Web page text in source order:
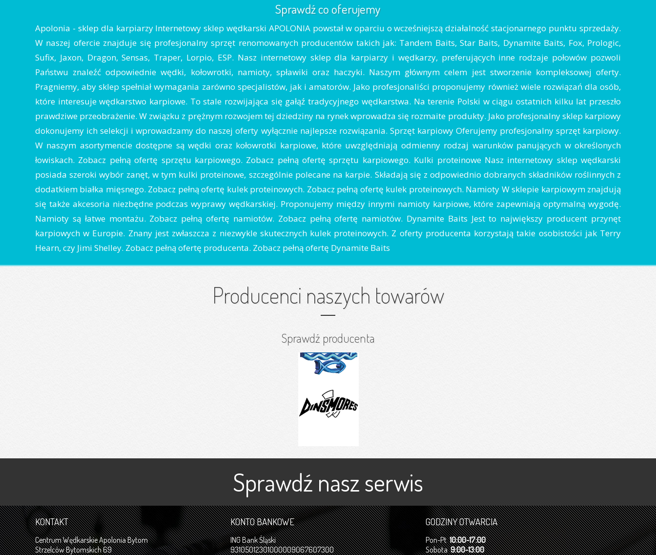
Sprawdź co oferujemy
Apolonia - sklep dla karpiarzy Internetowy sklep wędkarski APOLONIA powstał w oparciu o wcześniejszą działalność stacjonarnego punktu sprzedaży.
W naszej ofercie znajduje się profesjonalny sprzęt renomowanych producentów takich jak: Tandem Baits, Star Baits, Dynamite Baits, Fox, Prologic,
Sufix, Jaxon, Dragon, Sensas, Traper, Lorpio, ESP. Nasz internetowy sklep dla karpiarzy i wędkarzy, preferujących inne rodzaje połowów pozwoli
Państwu znaleźć odpowiednie wędki, kołowrotki, namioty, spławiki oraz haczyki. Naszym głównym celem jest stworzenie kompleksowej oferty.
Pragniemy, aby sklep spełniał wymagania zarówno specjalistów, jak i amatorów. Jako profesjonaliści proponujemy również wiele rozwiązań dla osób,
które interesuje wędkarstwo karpiowe. To stale rozwijająca się gałąź tradycyjnego wędkarstwa. Na terenie Polski w ciągu ostatnich kilku lat przeszło
prawdziwe przeobrażenie. W związku z prężnym rozwojem tej dziedziny na rynek wprowadza się rozmaite produkty. Jako profesjonalny sklep karpiowy
dokonujemy ich selekcji i wprowadzamy do naszej oferty wyłącznie najlepsze rozwiązania. Sprzęt karpiowy Oferujemy profesjonalny sprzęt karpiowy.
W naszym asortymencie dostępne są wędki oraz kołowrotki karpiowe, które uwzględniają odmienny rodzaj warunków panujących w określonych
łowiskach. Zobacz pełną ofertę sprzętu karpiowego. Zobacz pełną ofertę sprzętu karpiowego. Kulki proteinowe Nasz internetowy sklep wędkarski
posiada szeroki wybór zanęt, w tym kulki proteinowe, szczególnie polecane na karpie. Składają się z odpowiednio dobranych składników roślinnych z
dodatkiem białka mięsnego. Zobacz pełną ofertę kulek proteinowych. Zobacz pełną ofertę kulek proteinowych. Namioty W sklepie karpiowym znajdują
się także akcesoria niezbędne podczas wyprawy wędkarskiej. Proponujemy między innymi namioty karpiowe, które zapewniają optymalną wygodę.
Namioty są łatwe montażu. Zobacz pełną ofertę namiotów. Zobacz pełną ofertę namiotów. Dynamite Baits Jest to największy producent przynęt
karpiowych w Europie. Znany jest zwłaszcza z niezwykle skutecznych kulek proteinowych. Z oferty producenta korzystają takie osobistości jak Terry
Hearn, czy Jimi Shelley. Zobacz pełną ofertę producenta. Zobacz pełną ofertę Dynamite Baits
Producenci naszych towarów
Sprawdź producenta
Sprawdź nasz serwis
KONTAKT
Centrum Wędkarskie Apolonia Bytom
Strzelców Bytomskich 69
KONTO BANKOWE
ING Bank Śląski
93105012301000009067607300
GODZINY OTWARCIA
Pon-Pt10:00-17:00
Sobota9:00-13:00